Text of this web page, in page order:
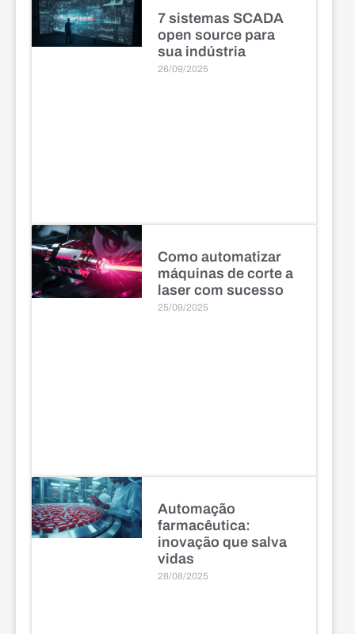
7 sistemas SCADA
open source para
sua indústria
26/09/2025
Como automatizar
máquinas de corte a
laser com sucesso
25/09/2025
Automação
farmacêutica:
inovação que salva
vidas
28/08/2025